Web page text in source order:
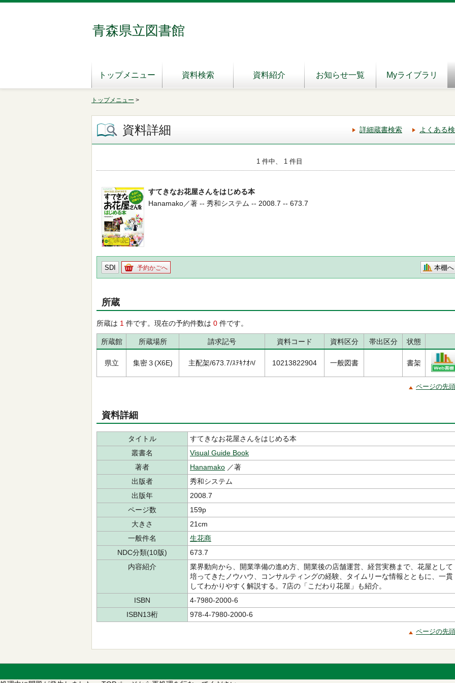
青森県立図書館
トップメニュー 資料検索 資料紹介 お知らせ一覧 Myライブラリ
トップメニュー >
資料詳細 詳細蔵書検索 よくある
1 件中、 1 件目
すてきなお花屋さんをはじめる本
Hanamako／著 -- 秀和システム -- 2008.7 -- 673.7
SDI 予約かごへ 本棚へ
所蔵
所蔵は 1 件です。現在の予約件数は 0 件です。
所蔵館 所蔵場所 請求記号 資料コード 資料区分 帯出区分 状態
県立 集密３(X6E) 主配架/673.7/ｽﾃｷﾅｵﾊ/ 10213822904 一般図書 書架
ページの先
資料詳細
タイトル
すてきなお花屋さんをはじめる本
叢書名
Visual Guide Book
著者
Hanamako ／著
出版者
秀和システム
出版年
2008.7
ページ数
159p
大きさ
21cm
一般件名
生花商
NDC分類(10版)
673.7
内容紹介
業界動向から、開業準備の進め方、開業後の店舗運営、経営実務まで、花屋として
培ってきたノウハウ、コンサルティングの経験、タイムリーな情報とともに、一貫
してわかりやすく解説する。7店の「こだわり花屋」も紹介。
ISBN
4-7980-2000-6
ISBN13桁
978-4-7980-2000-6
ページの先